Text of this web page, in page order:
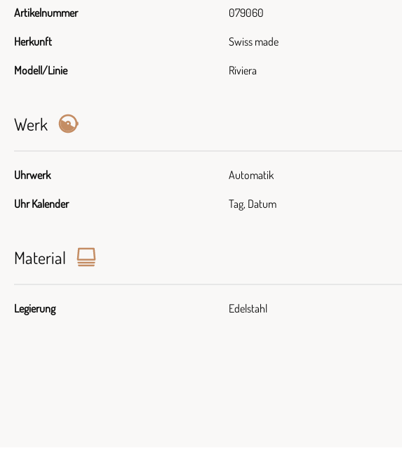
Artikelnummer 079060
Herkunft Swiss made
Modell/Linie Riviera
Werk
Uhrwerk Automatik
Uhr Kalender Tag, Datum
Material
Legierung Edelstahl